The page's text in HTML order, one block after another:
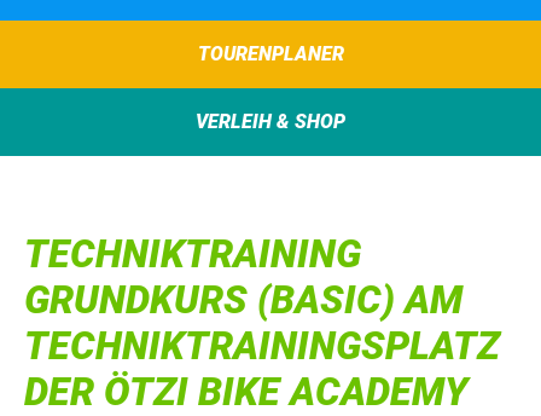
TOURENPLANER
VERLEIH & SHOP
TECHNIKTRAINING
GRUNDKURS (BASIC) AM
TECHNIKTRAININGSPLATZ
DER ÖTZI BIKE ACADEMY